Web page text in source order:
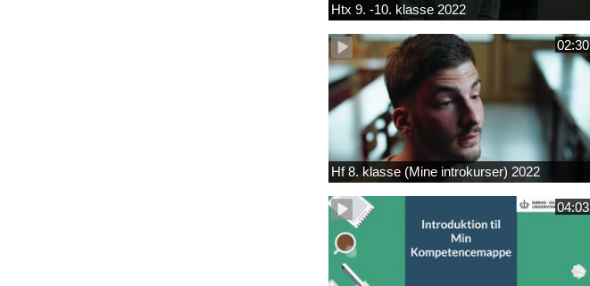
Htx 9. -10. klasse 2022
02:30
Hf 8. klasse (Mine introkurser) 2022
04:03